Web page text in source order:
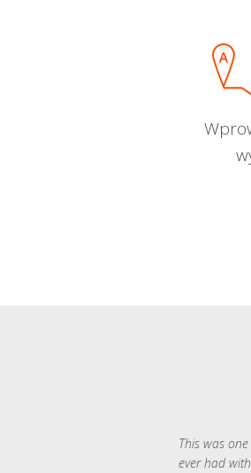
This was
ever had